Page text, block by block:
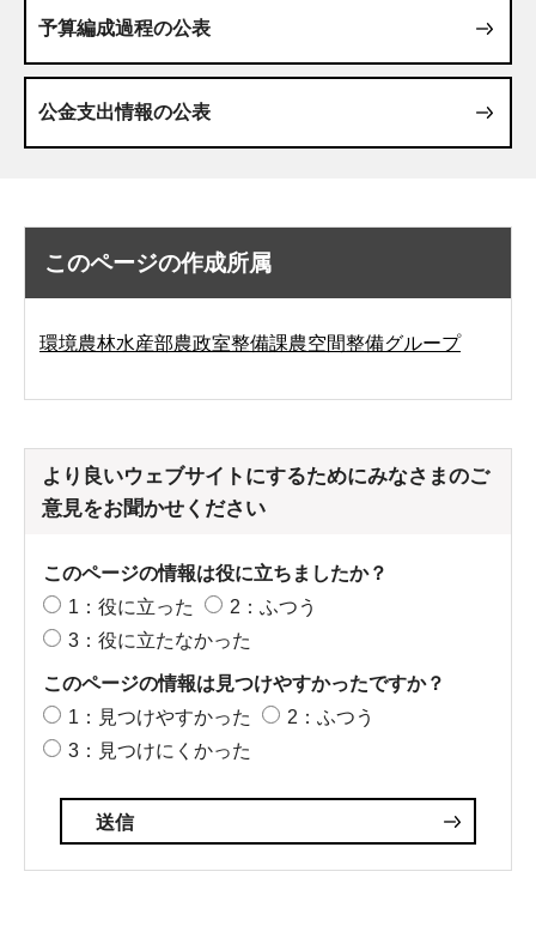
予算編成過程の公表
公金支出情報の公表
このページの作成所属
環境農林水産部農政室整備課農空間整備グループ
より良いウェブサイトにするためにみなさまのご
意見をお聞かせください
このページの情報は役に立ちましたか？
1：役に立った
2：ふつう
3：役に立たなかった
このページの情報は見つけやすかったですか？
1：見つけやすかった
2：ふつう
3：見つけにくかった